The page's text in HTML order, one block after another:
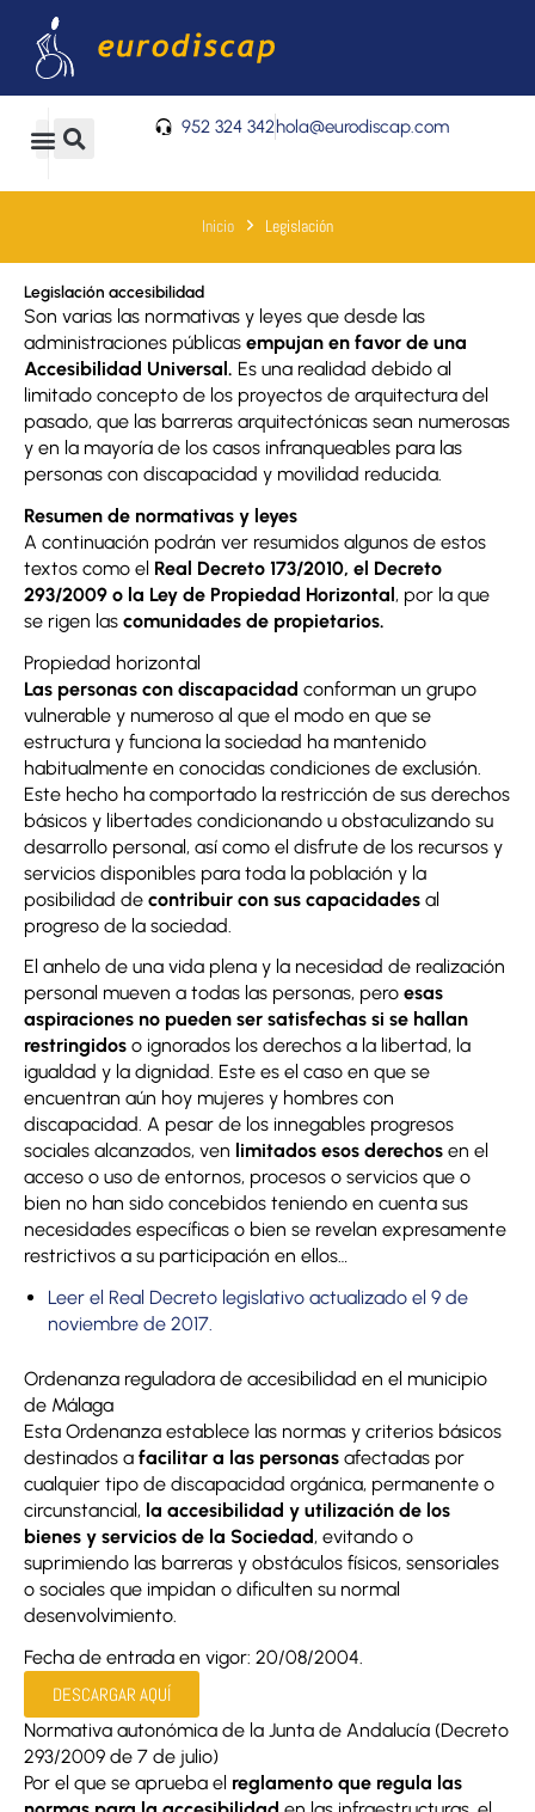
contenido
0
Carrito 952 324 342hola@eurodiscap.com
Inicio Legislación
Legislación accesibilidad
Son varias las normativas y leyes que desde las
administraciones públicas empujan en favor de una
Accesibilidad Universal. Es una realidad debido al
limitado concepto de los proyectos de arquitectura del
pasado, que las barreras arquitectónicas sean numerosas
y en la mayoría de los casos infranqueables para las
personas con discapacidad y movilidad reducida.
Resumen de normativas y leyes
A continuación podrán ver resumidos algunos de estos
textos como el Real Decreto 173/2010, el Decreto
293/2009 o la Ley de Propiedad Horizontal, por la que
se rigen las comunidades de propietarios.
Propiedad horizontal
Las personas con discapacidad conforman un grupo
vulnerable y numeroso al que el modo en que se
estructura y funciona la sociedad ha mantenido
habitualmente en conocidas condiciones de exclusión.
Este hecho ha comportado la restricción de sus derechos
básicos y libertades condicionando u obstaculizando su
desarrollo personal, así como el disfrute de los recursos y
servicios disponibles para toda la población y la
posibilidad de contribuir con sus capacidades al
progreso de la sociedad.
El anhelo de una vida plena y la necesidad de realización
personal mueven a todas las personas, pero esas
aspiraciones no pueden ser satisfechas si se hallan
restringidos o ignorados los derechos a la libertad, la
igualdad y la dignidad. Este es el caso en que se
encuentran aún hoy mujeres y hombres con
discapacidad. A pesar de los innegables progresos
sociales alcanzados, ven limitados esos derechos en el
acceso o uso de entornos, procesos o servicios que o
bien no han sido concebidos teniendo en cuenta sus
necesidades específicas o bien se revelan expresamente
restrictivos a su participación en ellos…
Leer el Real Decreto legislativo actualizado el 9 de
noviembre de 2017.
Ordenanza reguladora de accesibilidad en el municipio
de Málaga
Esta Ordenanza establece las normas y criterios básicos
destinados a facilitar a las personas afectadas por
cualquier tipo de discapacidad orgánica, permanente o
circunstancial, la accesibilidad y utilización de los
bienes y servicios de la Sociedad, evitando o
suprimiendo las barreras y obstáculos físicos, sensoriales
o sociales que impidan o dificulten su normal
desenvolvimiento.
Fecha de entrada en vigor: 20/08/2004.
DESCARGAR AQUÍ
Normativa autonómica de la Junta de Andalucía (Decreto
293/2009 de 7 de julio)
Por el que se aprueba el reglamento que regula las